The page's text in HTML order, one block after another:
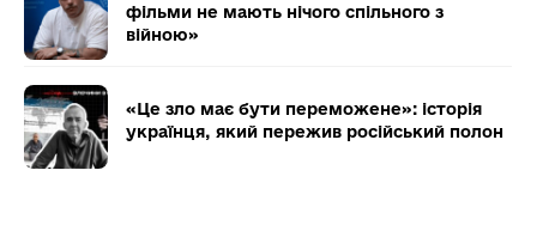
фільми не мають нічого спільного з
війною»
«Це зло має бути переможене»: історія
українця, який пережив російський полон